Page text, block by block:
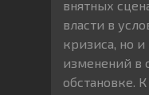
внятных
власти в
кризиса, но
изменений в
обстановке.